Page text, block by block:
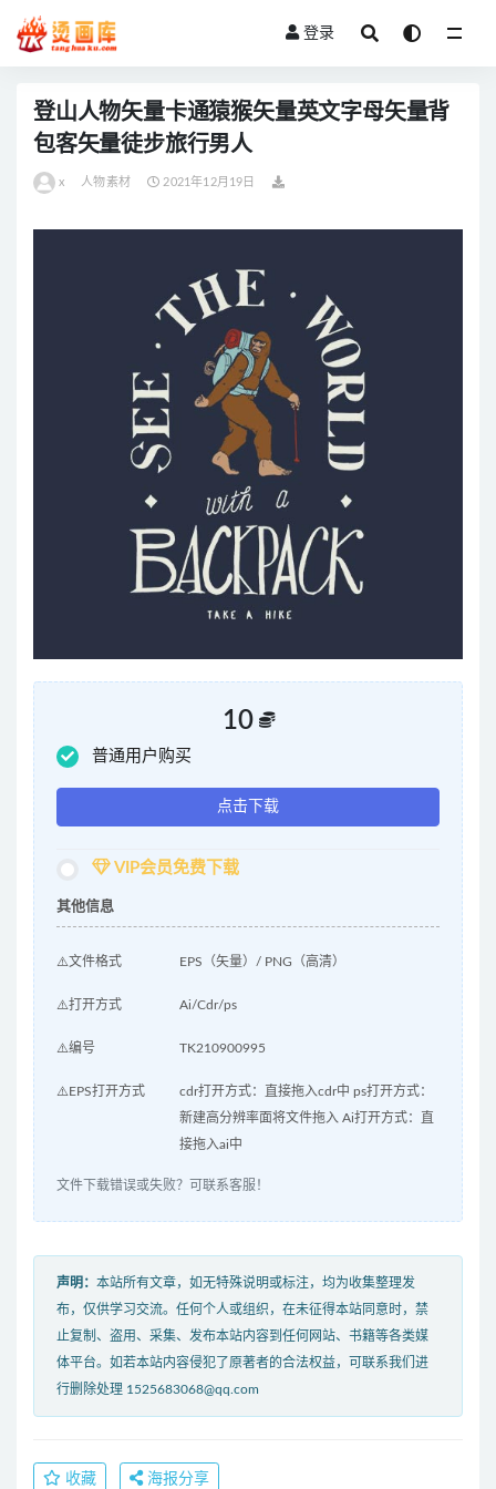
登录
登山人物矢量卡通猿猴矢量英文字母矢量背
包客矢量徒步旅行男人
x 人物素材 2021年12月19日
10
普通用户购买
点击下载
VIP会员免费下载
其他信息
⚠️文件格式 EPS（矢量）/ PNG（高清）
⚠️打开方式 Ai/Cdr/ps
⚠️编号 TK210900995
⚠️EPS打开方式
cdr打开方式：直接拖入cdr中 ps打开方式：
新建高分辨率面将文件拖入 Ai打开方式：直
接拖入ai中
文件下载错误或失败？可联系客服！
声明： 本站所有文章，如无特殊说明或标注，均为收集整理发
布，仅供学习交流。任何个人或组织，在未征得本站同意时，禁
止复制、盗用、采集、发布本站内容到任何网站、书籍等各类媒
体平台。如若本站内容侵犯了原著者的合法权益，可联系我们进
行删除处理 1525683068@qq.com
收藏 海报分享